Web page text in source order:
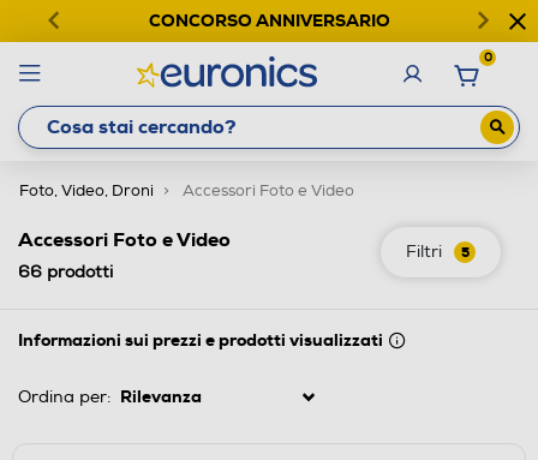
CONCORSO ANNIVERSARIO
0
Foto, Video, Droni Accessori Foto e Video
Filtri 5
Accessori Foto e Video
66 prodotti
Informazioni sui prezzi e prodotti visualizzati
Ordina per: